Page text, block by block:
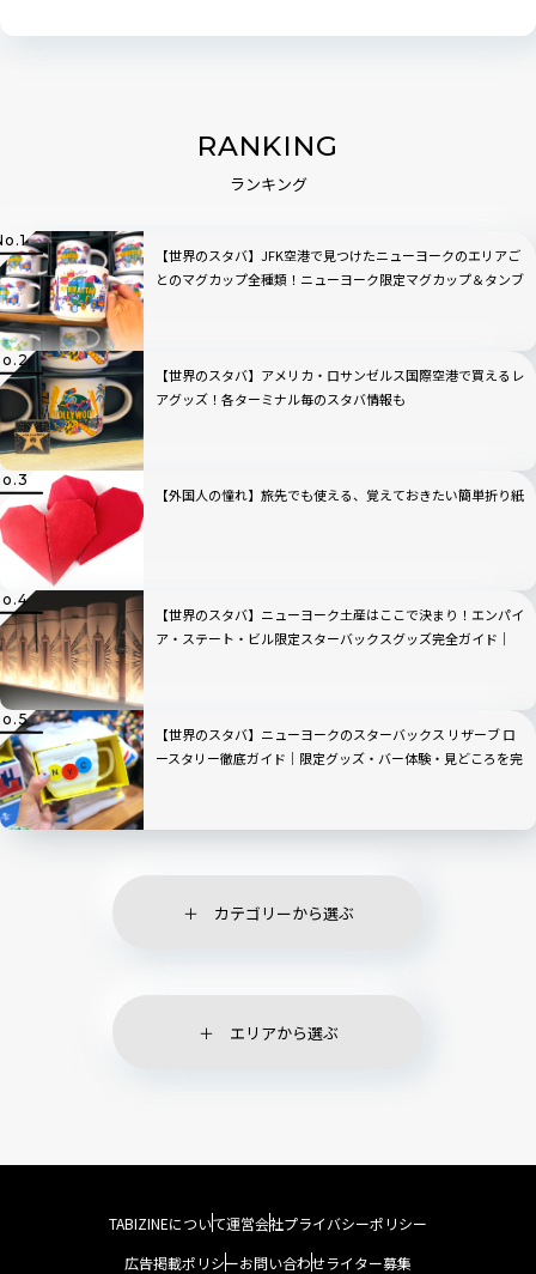
RANKING
ランキング
【世界のスタバ】JFK空港で見つけたニューヨークのエリアご
とのマグカップ全種類！ニューヨーク限定マグカップ＆タンブ
【世界のスタバ】アメリカ・ロサンゼルス国際空港で買えるレ
アグッズ！各ターミナル毎のスタバ情報も
【外国人の憧れ】旅先でも使える、覚えておきたい簡単折り紙
【世界のスタバ】ニューヨーク土産はここで決まり！エンパイ
ア・ステート・ビル限定スターバックスグッズ完全ガイド｜
【世界のスタバ】ニューヨークのスターバックス リザーブ ロ
ースタリー徹底ガイド｜限定グッズ・バー体験・見どころを完
カテゴリーから選ぶ
エリアから選ぶ
TABIZINEについて運営会社プライバシーポリシー
広告掲載ポリシーお問い合わせライター募集